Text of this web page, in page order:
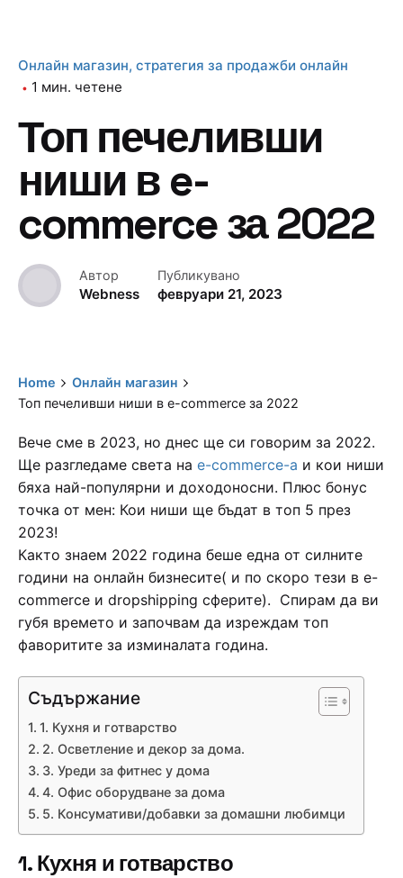
Онлайн магазин стратегия за продажби онлайн
1 мин. четене
Топ печеливши
ниши в e-
commerce за 2022
Автор
Webness
Публикувано
февруари 21, 2023
Home
Онлайн магазин
Топ печеливши ниши в e-commerce за 2022
Вече сме в 2023, но днес ще си говорим за 2022.
Ще разгледаме света на e-commerce-а и кои ниши
бяха най-популярни и доходоносни. Плюс бонус
точка от мен: Кои ниши ще бъдат в топ 5 през
2023!
Както знаем 2022 година беше една от силните
години на онлайн бизнесите( и по скоро тези в e-
commerce и dropshipping сферите). Спирам да ви
губя времето и започвам да изреждам топ
фаворитите за изминалата година.
Съдържание
1. Кухня и готварство
2. Осветление и декор за дома.
3. Уреди за фитнес у дома
4. Офис оборудване за дома
5. Консумативи/добавки за домашни любимци
1. Кухня и готварство